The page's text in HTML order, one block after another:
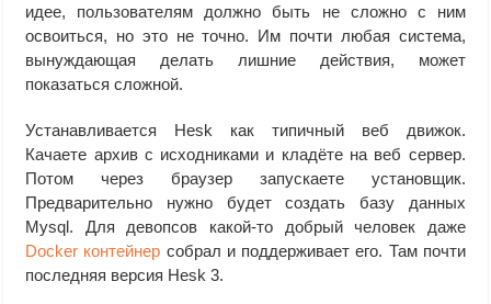
идее, пользователям должно быть не сложно с ним
освоиться, но это не точно. Им почти любая система,
вынуждающая делать лишние действия, может
показаться сложной.
Устанавливается Hesk как типичный веб движок.
Качаете архив с исходниками и кладёте на веб сервер.
Потом через браузер запускаете установщик.
Предварительно нужно будет создать базу данных
Mysql. Для девопсов какой-то добрый человек даже
Docker контейнер собрал и поддерживает его. Там почти
последняя версия Hesk 3.